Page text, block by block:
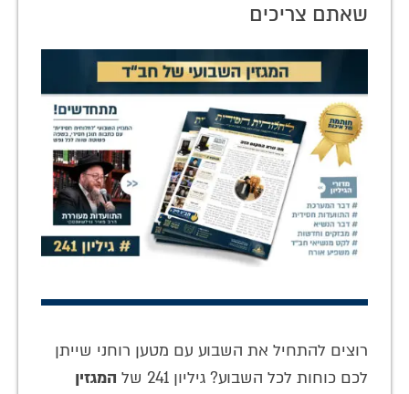
שאתם צריכים
רוצים להתחיל את השבוע עם מטען רוחני שייתן
לכם כוחות לכל השבוע? גיליון 241 של
המגזין